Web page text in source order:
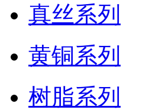
真丝系列
黄铜系列
树脂系列